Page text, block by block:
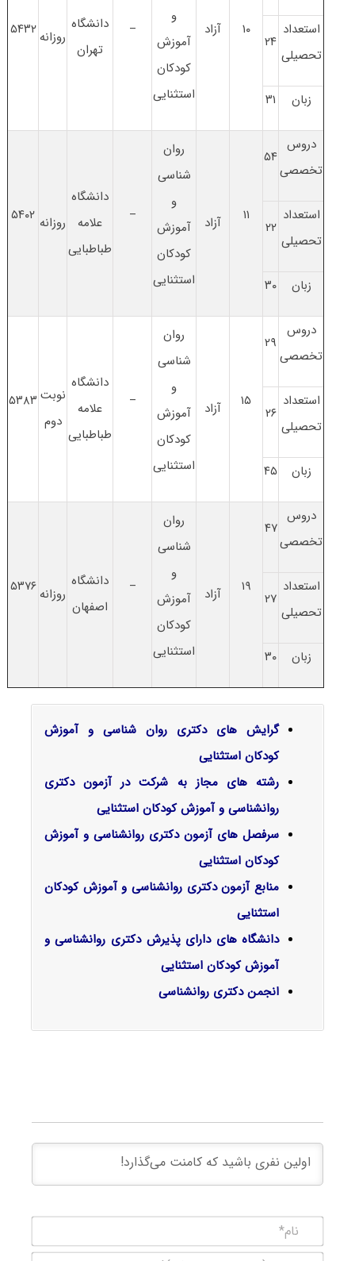
۱۰ آزاد
و
آموزش
کودکان
استثنایی
–
دانشگاه
تهران
روزانه ۵۴۳۲
استعداد
تحصیلی
۲۴
زبان ۳۱
دروس
تخصصی
۵۴
۱۱ آزاد
روان
شناسی
و
آموزش
کودکان
استثنایی
–
دانشگاه
علامه
طباطبایی
روزانه ۵۴۰۲
استعداد
تحصیلی
۲۲
زبان ۳۰
دروس
تخصصی
۲۹
۱۵ آزاد
روان
شناسی
و
آموزش
کودکان
استثنایی
–
دانشگاه
علامه
طباطبایی
نوبت
دوم
۵۳۸۳
استعداد
تحصیلی
۲۶
زبان ۴۵
دروس
تخصصی
۴۷
۱۹ آزاد
روان
شناسی
و
آموزش
کودکان
استثنایی
–
دانشگاه
اصفهان
روزانه ۵۳۷۶
استعداد
تحصیلی
۲۷
زبان ۳۰
گرایش‌ های دکتری روان شناسی و آموزش
کودکان استثنایی
رشته های مجاز به شرکت در آزمون دکتری
روانشناسی و آموزش کودکان استثنایی
سرفصل‌ های آزمون دکتری روانشناسی و آموزش
کودکان استثنایی
منابع آزمون دکتری روانشناسی و آموزش کودکان
استثنایی
دانشگاه های دارای پذیرش دکتری روانشناسی و
آموزش کودکان استثنایی
انجمن دکتری روانشناسی